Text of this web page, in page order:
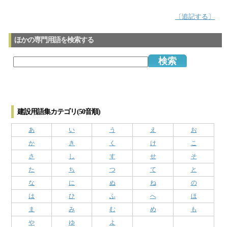
〔追記する〕
ほかの専門用語を検索する
建設用語集カテゴリ(50音順)
あ い う え
お
か
き く け
こ
さ
し す せ
そ
た
ち つ て
と
な
に ぬ ね
の
は
ひ ふ へ
ほ
ま
み む め
も
や
ゆ
よ